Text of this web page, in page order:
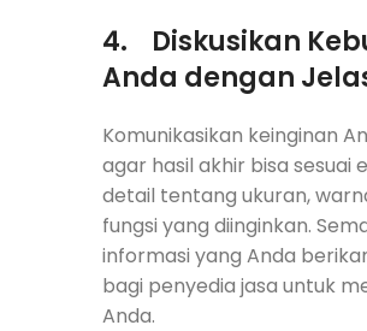
4. Diskusikan
Anda dengan
Komunikasikan keinginan
agar hasil akhir bisa sesuai
detail tentang ukuran,
fungsi yang diinginkan.
informasi yang Anda
bagi penyedia jasa untuk
Anda.